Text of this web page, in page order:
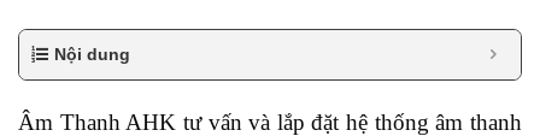
Nội dung
Âm Thanh AHK tư vấn và lắp đặt hệ thống âm thanh